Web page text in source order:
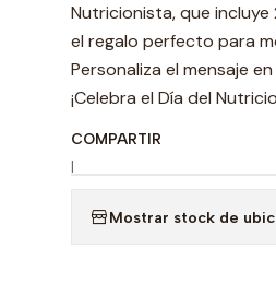
Nutricionista, que
el regalo perfecto para
Personaliza el mensaje
¡Celebra el Día del
COMPARTIR
|
Mostrar stock de